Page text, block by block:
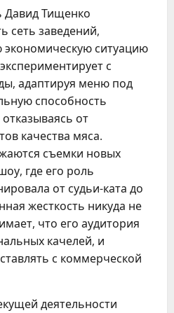
Давид Тищенко
сеть заведений,
ситуацию
с
адаптируя меню под
способность
от
качества мяса.
съемки новых
где его роль
от судьи-ката до
жесткость никуда не
что его аудитория
качелей, и
с коммерческой
деятельности